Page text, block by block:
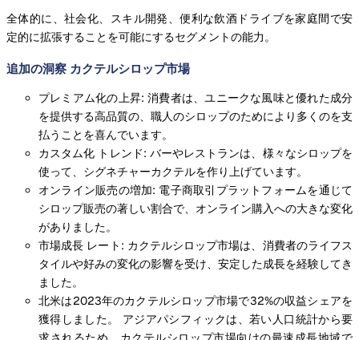
全体的に、社会化、スキル開発、便利な飲酒ドライブを家庭間で安
定的に拡張することを可能にするセグメントの能力。
追加の洞察 カクテルシロップ市場
プレミアム化の上昇: 消費者は、ユニークな風味と優れた成分
を提供する高品質の、職人のシロップのためにより多くのを支
払うことを喜んでいます。
カスタム化 トレンド: バーやレストランは、様々なシロップを
使って、シグネチャーカクテルを作り上げています。
オンライン販売の増加: 電子商取引プラットフォームを通じて
シロップ販売の著しい割合で、オンライン購入への大きな変化
がありました。
市場成長 レート: カクテルシロップ市場は、消費者のライフス
タイルや好みの変化の影響を受け、安定した成長を経験してき
ました。
北米は2023年のカクテルシロップ市場で32%の収益シェアを
獲得しました。 アジアパシフィックは、若い人口統計から要